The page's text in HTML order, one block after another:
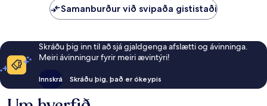
Samanburður við svipaða gististaði
Skráðu þig inn til að sjá gjaldgenga afslætti og ávinninga.
Meiri ávinningur fyrir meiri ævintýri!
Innskrá Skráðu þig, það er ókeypis